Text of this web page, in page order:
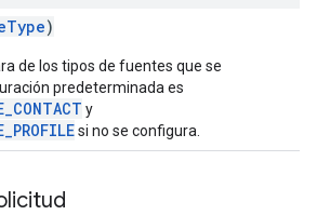
)
de los tipos de fuentes que se
predeterminada es
y
si no se configura.